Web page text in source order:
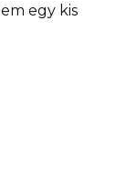
egy kis